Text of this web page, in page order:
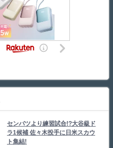
センバツより練習試合!?大谷級ド
ラ1候補 佐々木投手に日米スカウ
ト集結!